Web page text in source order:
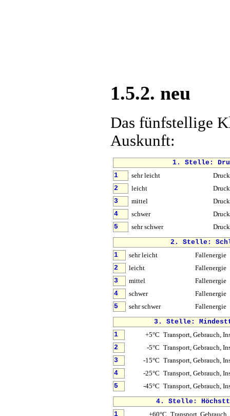
1.5.2. neu
Das fünfstellige
Auskunft:
1. Stelle:
1
sehr leicht
2
leicht
3
mittel
4
schwer
5
sehr schwer
2. Stelle:
1
sehr leicht
Fallenergie
2
leicht
Fallenergie
3
mittel
Fallenergie
4
schwer
Fallenergie
5
sehr schwer Fallenergie
3. Stelle:
1
+5°C Transport, Gebrauch,
2
-5°C Transport, Gebrauch,
3
-15°C Transport, Gebrauch,
4
-25°C Transport, Gebrauch,
5
-45°C Transport, Gebrauch,
4. Stelle:
1
+60°C Transport,